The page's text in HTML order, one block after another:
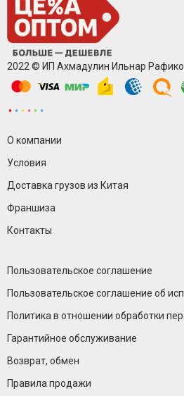
2022 © ИП Ахмадулин Ильнар
О компании
Условия
Доставка грузов из Китая
Франшиза
Контакты
Пользовательское соглашение
Пользовательское соглашение об
Политика в отношении обработки
Гарантийное обслуживание
Возврат, обмен
Правила продажи